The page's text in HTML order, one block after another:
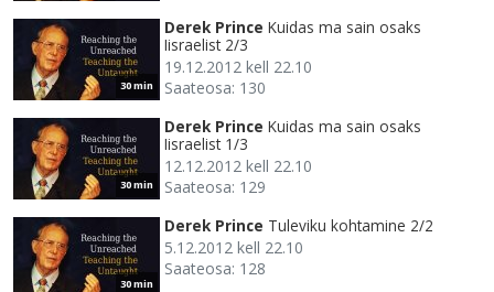
30 min
Derek Prince Kuidas ma sain osaks
Iisraelist 2/3
19.12.2012 kell 22.10
Saateosa: 130
30 min
Derek Prince Kuidas ma sain osaks
Iisraelist 1/3
12.12.2012 kell 22.10
Saateosa: 129
30 min
Derek Prince Tuleviku kohtamine 2/2
5.12.2012 kell 22.10
Saateosa: 128